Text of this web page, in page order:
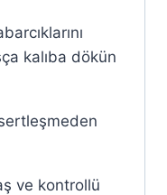
kalıba dökün
ve kontrollü